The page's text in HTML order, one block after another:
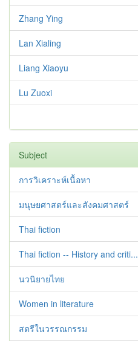
Zhang Ying
Lan Xialing
Liang Xiaoyu
Lu Zuoxi
Subject
การวิเคราะห์เนื้อหา
มนุษยศาสตร์และสังคมศาสตร์
Thai fiction
Thai fiction -- History and criti...
นวนิยายไทย
Women in literature
สตรีในวรรณกรรม